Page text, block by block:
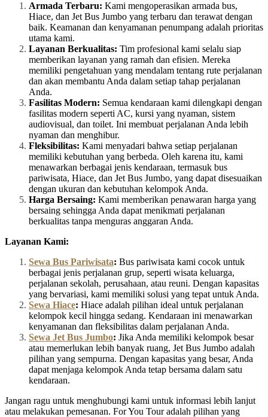
Armada Terbaru: Kami mengoperasikan armada bus,
Hiace, dan Jet Bus Jumbo yang terbaru dan terawat dengan
baik. Keamanan dan kenyamanan penumpang adalah prioritas
utama kami.
Layanan Berkualitas: Tim profesional kami selalu siap
memberikan layanan yang ramah dan efisien. Mereka
memiliki pengetahuan yang mendalam tentang rute perjalanan
dan akan membantu Anda dalam setiap tahap perjalanan
Anda.
Fasilitas Modern: Semua kendaraan kami dilengkapi dengan
fasilitas modern seperti AC, kursi yang nyaman, sistem
audiovisual, dan toilet. Ini membuat perjalanan Anda lebih
nyaman dan menghibur.
Fleksibilitas: Kami menyadari bahwa setiap perjalanan
memiliki kebutuhan yang berbeda. Oleh karena itu, kami
menawarkan berbagai jenis kendaraan, termasuk bus
pariwisata, Hiace, dan Jet Bus Jumbo, yang dapat disesuaikan
dengan ukuran dan kebutuhan kelompok Anda.
Harga Bersaing: Kami memberikan penawaran harga yang
bersaing sehingga Anda dapat menikmati perjalanan
berkualitas tanpa menguras anggaran Anda.
Layanan Kami:
Sewa Bus Pariwisata: Bus pariwisata kami cocok untuk
berbagai jenis perjalanan grup, seperti wisata keluarga,
perjalanan sekolah, perusahaan, atau reuni. Dengan kapasitas
yang bervariasi, kami memiliki solusi yang tepat untuk Anda.
Sewa Hiace: Hiace adalah pilihan ideal untuk perjalanan
kelompok kecil hingga sedang. Kendaraan ini menawarkan
kenyamanan dan fleksibilitas dalam perjalanan Anda.
Sewa Jet Bus Jumbo: Jika Anda memiliki kelompok besar
atau memerlukan lebih banyak ruang, Jet Bus Jumbo adalah
pilihan yang sempurna. Dengan kapasitas yang besar, Anda
dapat menjaga kelompok Anda tetap bersama dalam satu
kendaraan.
Jangan ragu untuk menghubungi kami untuk informasi lebih lanjut
atau melakukan pemesanan. For You Tour adalah pilihan yang